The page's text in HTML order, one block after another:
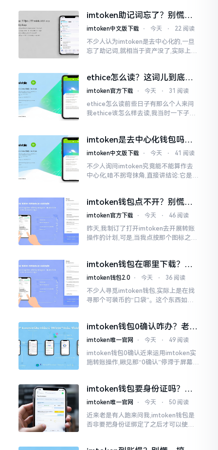
李鹏
imtoken助记词忘了？别慌，
这招能救你
imtoken中文版下载 ⋅ 今天 ⋅ 22 阅读
不少人认为imtoken是去中心化的,一旦
忘了助记词,就相当于资产没了,实际上这
于网络连接状态
ethice怎么读？这词儿到底念
啥，别搞错了
imtoken官方下载 ⋅ 今天 ⋅ 31 阅读
ethice怎么读前些日子有那么个人来问
我ethice该怎么样去读,我当时一下子就
呢拼写方面却少了一个字母
imtoken是去中心化钱包吗？
看完这篇不踩坑
imtoken中文版下载 ⋅ 今天 ⋅ 41 阅读
不少人询问imtoken究竟能不能算作去
中心化,咱不拐弯抹角,直接讲结论:它是一
imtoken钱包点不开？别慌，
试试这几招
imtoken官方下载 ⋅ 今天 ⋅ 46 阅读
昨天,我制订了打开imtoken去开展转账
操作的计划,可是,当我点按那个图标之后,
imtoken钱包在哪里下载？老
手教你几招避坑
imtoken钱包2.0 ⋅ 今天 ⋅ 36 阅读
不少人寻觅imtoken钱包,实际上是在找
寻那个可装币的“口袋”。这个东西如今
持。
imtoken钱包0确认咋办？老手
教你几招快速解决
imtoken唯一官网 ⋅ 今天 ⋅ 49 阅读
imtoken钱包0确认近来运用imtoken实
施转账操作,瞅见那“0确认”停滞于屏幕之
你仅有干巴巴等待其一途。
imtoken钱包要身份证吗？别
慌，看完这篇就懂了
imtoken唯一官网 ⋅ 今天 ⋅ 50 阅读
近来老是有人跑来问我,imtoken钱包是
否非要把身份证绑定了之后才可以使用